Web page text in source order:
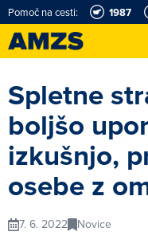
Pomoč na cesti: 1987
Spletne
boljšo
izkušnjo,
osebe z
7. 6. 2022 Novice